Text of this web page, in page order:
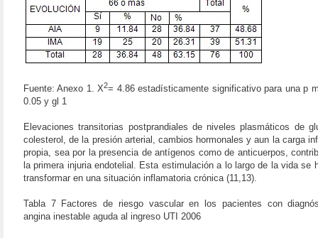
Fuente: Anexo 1.X2= 4.86 estadísticamente significativo para una p
0.05 y gl 1
Elevaciones transitorias postprandiales de niveles plasmáticos de
colesterol, de la presión arterial, cambios hormonales y aun la carga
propia, sea por la presencia de antígenos como de anticuerpos,
la primera injuria endotelial. Esta estimulación a lo largo de la vida se
transformar en una situación inflamatoria crónica (11,13).
Tabla 7 Factores de riesgo vascular en los pacientes con
angina inestable aguda al ingreso UTI 2006